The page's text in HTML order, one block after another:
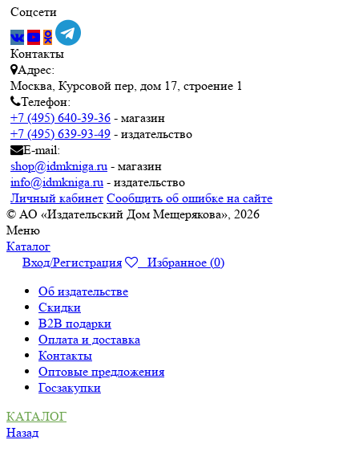
Соцсети
Контакты
Адрес:
Москва, Курсовой пер, дом 17, строение 1
Телефон:
+7 (495) 640-39-36 - магазин
+7 (495) 639-93-49 - издательство
E-mail:
shop@idmkniga.ru - магазин
info@idmkniga.ru - издательство
Личный кабинет Сообщить об ошибке на сайте
© АО «Издательский Дом Мещерякова», 2026
Меню
Каталог
Вход/Регистрация
Избранное (0)
Об издательстве
Скидки
B2B подарки
Оплата и доставка
Контакты
Оптовые предложения
Госзакупки
КАТАЛОГ
Назад